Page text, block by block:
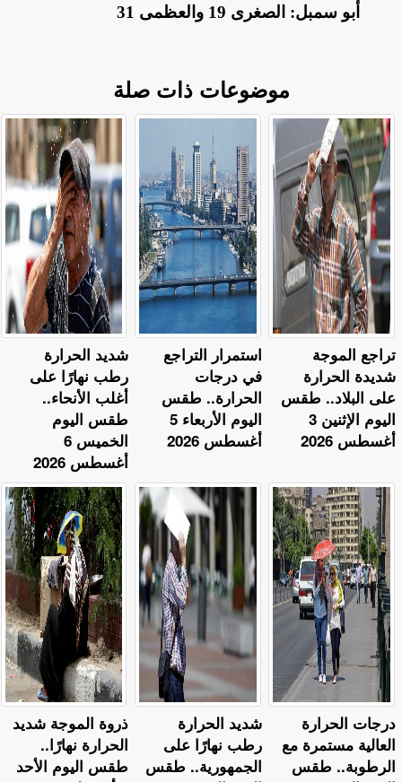
أبو سمبل: الصغرى 19 والعظمى 31
موضوعات ذات صلة
​شديد الحرارة
رطب نهارًا على
أغلب الأنحاء..
طقس اليوم
الخميس 6
أغسطس 2026
استمرار التراجع
في درجات
الحرارة.. طقس
اليوم الأربعاء 5
أغسطس 2026
تراجع الموجة
شديدة الحرارة
على البلاد.. طقس
اليوم الإثنين 3
أغسطس 2026
ذروة الموجة شديد
الحرارة نهارًا..
طقس اليوم الأحد
​شديد الحرارة
رطب نهارًا على
الجمهورية.. طقس
​درجات الحرارة
العالية مستمرة مع
الرطوبة.. طقس